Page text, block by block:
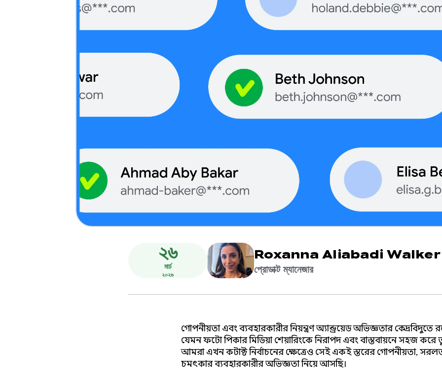
২৬
মার্চ
২০২৬
Roxanna Aliabadi Walker
প্রোডাক্ট ম্যানেজার
গোপনীয়তা এবং ব্যবহারকারীর নিয়ন্ত্রণ অ্যান্ড্রয়েড অভিজ্ঞতার কেন্দ্রবিন্দুতে
যেমন ফটো পিকার মিডিয়া শেয়ারিংকে নিরাপদ এবং বাস্তবায়নে সহজ
আমরা এখন কন্টাক্ট নির্বাচনের ক্ষেত্রেও সেই একই স্তরের গোপনীয়তা,
চমৎকার ব্যবহারকারীর অভিজ্ঞতা নিয়ে আসছি।